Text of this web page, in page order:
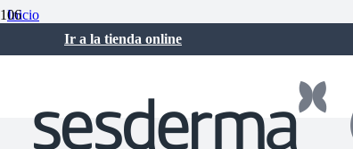
Ir a la tienda online
Inicio
Sesderma Noticias
RETISIL Mejor producto facial en los TELVA Beauty Awards